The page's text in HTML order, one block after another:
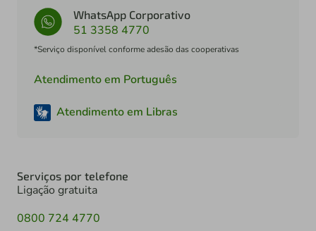
WhatsApp Corporativo
51 3358 4770
*Serviço disponível conforme adesão das cooperativas
Atendimento em Português
Atendimento em Libras
Serviços por telefone
Ligação gratuita
0800 724 4770